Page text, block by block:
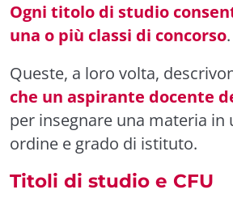
Ogni titolo di studio
una o più classi di concorso.
Queste, a loro volta,
che un aspirante docente
per insegnare una materia in
ordine e grado di istituto.
Titoli di studio e CFU